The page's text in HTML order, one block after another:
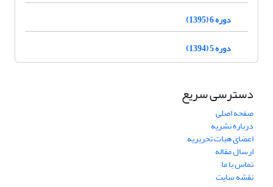
دوره 6 (1395)
دوره 5 (1394)
دسترسی سریع
صفحه اصلی
درباره نشریه
اعضای هیات تحریریه
ارسال مقاله
تماس با ما
نقشه سایت